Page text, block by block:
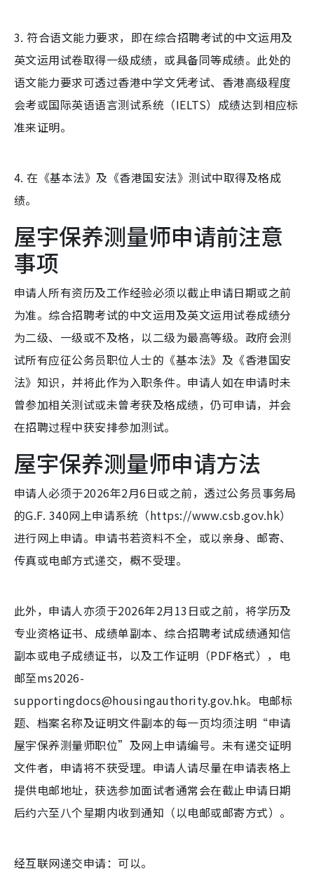
3. 符合语文能力要求，即在综合招聘考试的中文运用及
英文运用试卷取得一级成绩，或具备同等成绩。此处的
语文能力要求可透过香港中学文凭考试、香港高级程度
会考或国际英语语言测试系统（IELTS）成绩达到相应标
准来证明。
4. 在《基本法》及《香港国安法》测试中取得及格成
绩。
屋宇保养测量师申请前注意
事项
申请人所有资历及工作经验必须以截止申请日期或之前
为准。综合招聘考试的中文运用及英文运用试卷成绩分
为二级、一级或不及格，以二级为最高等级。政府会测
试所有应征公务员职位人士的《基本法》及《香港国安
法》知识，并将此作为入职条件。申请人如在申请时未
曾参加相关测试或未曾考获及格成绩，仍可申请，并会
在招聘过程中获安排参加测试。
屋宇保养测量师申请方法
申请人必须于2026年2月6日或之前，透过公务员事务局
的G.F. 340网上申请系统（https://www.csb.gov.hk）
进行网上申请。申请书若资料不全，或以亲身、邮寄、
传真或电邮方式递交，概不受理。
此外，申请人亦须于2026年2月13日或之前，将学历及
专业资格证书、成绩单副本、综合招聘考试成绩通知信
副本或电子成绩证书，以及工作证明（PDF格式），电
邮至ms2026-
supportingdocs@housingauthority.gov.hk。电邮标
题、档案名称及证明文件副本的每一页均须注明“申请
屋宇保养测量师职位”及网上申请编号。未有递交证明
文件者，申请将不获受理。申请人请尽量在申请表格上
提供电邮地址，获选参加面试者通常会在截止申请日期
后约六至八个星期内收到通知（以电邮或邮寄方式）。
经互联网递交申请：可以。